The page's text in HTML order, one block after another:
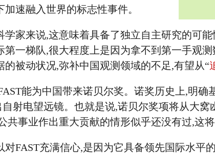
速融入世界的标志性事件。
家来说,这意味着具备了独立自主研究的可
第一梯队,很大程度上是因为拿不到第一手观
的被动状况,弥补中国观测领域的不足,有望从“
能为中国带来诺贝尔奖。诺奖历史上,明确
射电望远镜。也就是说,诺贝尔奖项将从大
共事业作出重大贡献的情形似乎还没有过,这
FAST充满信心,是因为它具备领先国际水平